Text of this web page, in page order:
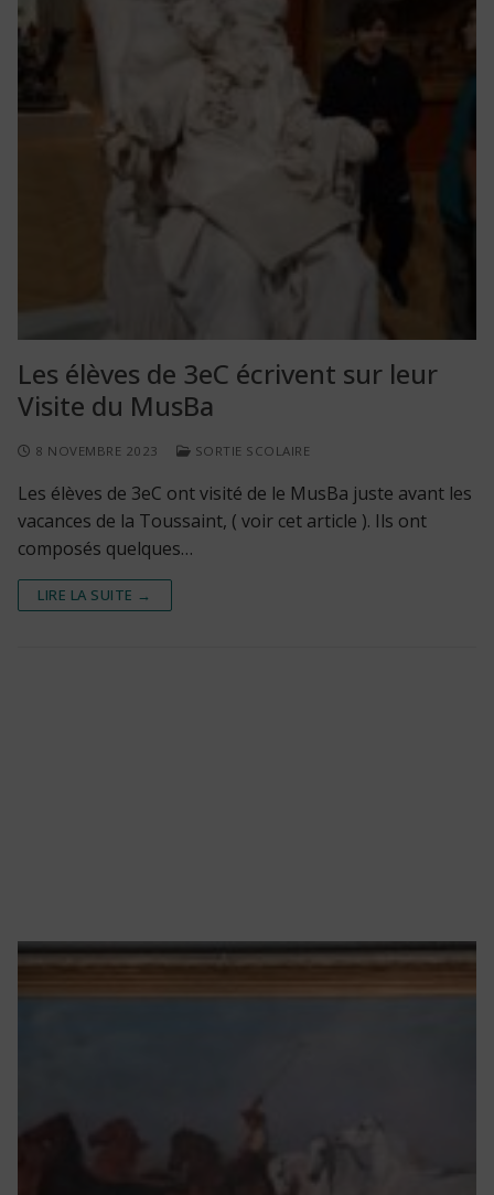
Les élèves de 3eC écrivent sur leur
Visite du MusBa
8 NOVEMBRE 2023 SORTIE SCOLAIRE
Les élèves de 3eC ont visité de le MusBa juste avant les
vacances de la Toussaint, ( voir cet article ). Ils ont
composés quelques…
LIRE LA SUITE →